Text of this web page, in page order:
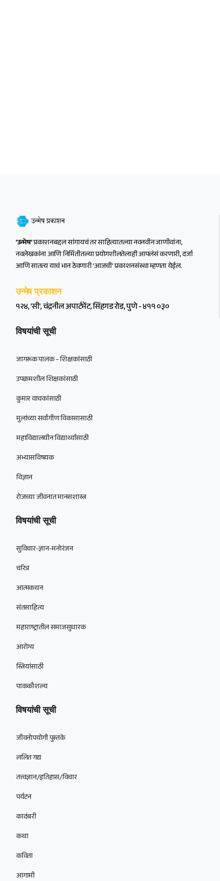
‘उन्मेष’प्रकाशनबद्दल सांगायचं तर साहित्यातल्या नवनवीन जाणीवांना,
नवलेखकांना आणि निर्मितीतल्या प्रयोगशीलतेलाही आपलंसं करणारी, दर्जा
आणि सातत्य याचं भान ठेवणारी ‘आजची’ प्रकाशनसंस्था म्हणता येईल.
उन्मेष प्रकाशन
१२४, 'सी', चंद्रनील अपार्टमेंट, सिंहगड रोड, पुणे - ४११ ०३०
विषयांची सूची
जागरूक पालक – शिक्षकांसाठी
उपक्रमशील शिक्षकांसाठी
कुमार वाचकांसाठी
मुलांच्या सर्वांगीण विकासासाठी
महाविद्यालयीन विद्यार्थ्यांसाठी
अभ्यासविषयक
विज्ञान
रोजच्या जीवनात मानसशास्त्र
विषयांची सूची
सुविचार-ज्ञान-मनोरंजन
चरित्र
आत्मकथन
संतसाहित्य
महाराष्ट्रातील समाजसुधारक
आरोग्य
स्त्रियांसाठी
पाककौशल्य
विषयांची सूची
जीवनोपयोगी पुस्तके
ललित गद्य
तत्त्वज्ञान/इतिहास/विचार
पर्यटन
कादंबरी
कथा
कविता
आगामी